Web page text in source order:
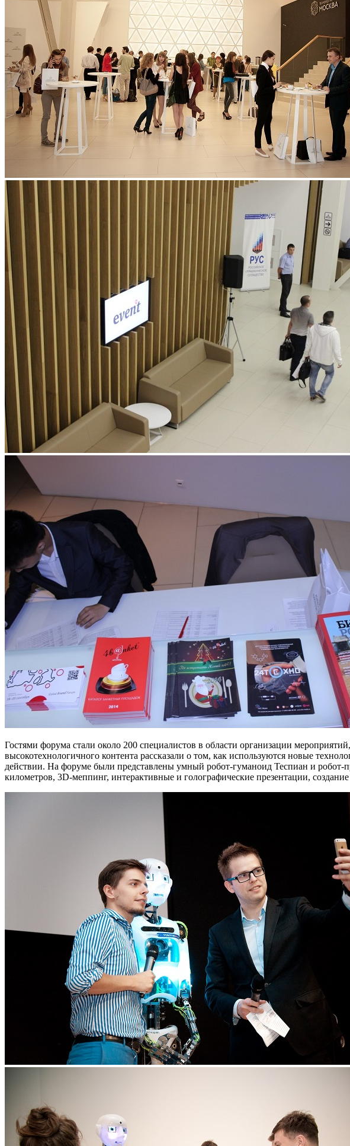
Гостями форума стали около 200 специалистов в области организации
высокотехнологичного контента рассказали о том, как используются новые
действии. На форуме были представлены умный робот-гуманоид Теспиан и робот-
километров, 3D-меппинг, интерактивные и голографические презентации,